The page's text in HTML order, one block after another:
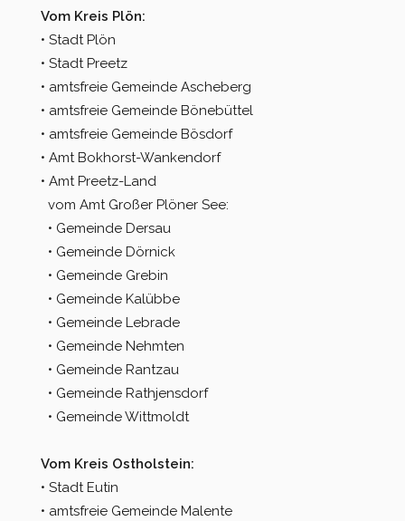
Vom Kreis Plön:
• Stadt Plön
• Stadt Preetz
• amtsfreie Gemeinde Ascheberg
• amtsfreie Gemeinde Bönebüttel
• amtsfreie Gemeinde Bösdorf
• Amt Bokhorst-Wankendorf
• Amt Preetz-Land
vom Amt Großer Plöner See:
• Gemeinde Dersau
• Gemeinde Dörnick
• Gemeinde Grebin
• Gemeinde Kalübbe
• Gemeinde Lebrade
• Gemeinde Nehmten
• Gemeinde Rantzau
• Gemeinde Rathjensdorf
• Gemeinde Wittmoldt
Vom Kreis Ostholstein:
• Stadt Eutin
• amtsfreie Gemeinde Malente